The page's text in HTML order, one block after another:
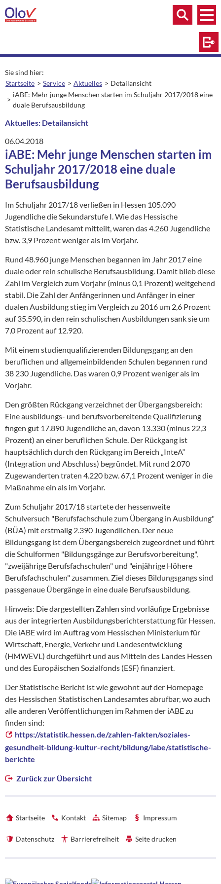
Zum Inhalt springen
Menü
Menü
Suche
Sie sind hier:
Startseite
Service Aktuelles aktuelle Seite:
Detailansicht
iABE: Mehr junge Menschen starten im Schuljahr 2017/2018 eine
duale Berufsausbildung
Aktuelles: Detailansicht
06.04.2018
iABE: Mehr junge Menschen starten im
Schuljahr 2017/2018 eine duale
Berufsausbildung
Im Schuljahr 2017/18 verließen in Hessen 105.090
Jugendliche die Sekundarstufe I. Wie das Hessische
Statistische Landesamt mitteilt, waren das 4.260 Jugendliche
bzw. 3,9 Prozent weniger als im Vorjahr.
Rund 48.960 junge Menschen begannen im Jahr 2017 eine
duale oder rein schulische Berufsausbildung. Damit blieb diese
Zahl im Vergleich zum Vorjahr (minus 0,1 Prozent) weitgehend
stabil. Die Zahl der Anfängerinnen und Anfänger in einer
dualen Ausbildung stieg im Vergleich zu 2016 um 2,6 Prozent
auf 35.590, in den rein schulischen Ausbildungen sank sie um
7,0 Prozent auf 12.920.
Mit einem studienqualifizierenden Bildungsgang an den
beruflichen und allgemeinbildenden Schulen begannen rund
38 230 Jugendliche. Das waren 0,9 Prozent weniger als im
Vorjahr.
Den größten Rückgang verzeichnet der Übergangsbereich:
Eine ausbildungs- und berufsvorbereitende Qualifizierung
fingen gut 17.890 Jugendliche an, davon 13.330 (minus 22,3
Prozent) an einer beruflichen Schule. Der Rückgang ist
hauptsächlich durch den Rückgang im Bereich „InteA“
(Integration und Abschluss) begründet. Mit rund 2.070
Zugewanderten traten 4.220 bzw. 67,1 Prozent weniger in die
Maßnahme ein als im Vorjahr.
Zum Schuljahr 2017/18 startete der hessenweite
Schulversuch "Berufsfachschule zum Übergang in Ausbildung"
(BÜA) mit erstmalig 2.390 Jugendlichen. Der neue
Bildungsgang ist dem Übergangsbereich zugeordnet und führt
die Schulformen "Bildungsgänge zur Berufsvorbereitung",
"zweijährige Berufsfachschulen" und "einjährige Höhere
Berufsfachschulen" zusammen. Ziel dieses Bildungsgangs sind
passgenaue Übergänge in eine duale Berufsausbildung.
Hinweis: Die dargestellten Zahlen sind vorläufige Ergebnisse
aus der integrierten Ausbildungsberichterstattung für Hessen.
Die iABE wird im Auftrag vom Hessischen Ministerium für
Wirtschaft, Energie, Verkehr und Landesentwicklung
(HMWEVL) durchgeführt und aus Mitteln des Landes Hessen
und des Europäischen Sozialfonds (ESF) finanziert.
Der Statistische Bericht ist wie gewohnt auf der Homepage
des Hessischen Statistischen Landesamtes abrufbar, wo auch
alle anderen Veröffentlichungen im Rahmen der iABE zu
finden sind:
https://statistik.hessen.de/zahlen-fakten/soziales-
gesundheit-bildung-kultur-recht/bildung/iabe/statistische-
berichte
Zurück zur Übersicht
Startseite Kontakt Sitemap Impressum
Datenschutz Barrierefreiheit Seite drucken